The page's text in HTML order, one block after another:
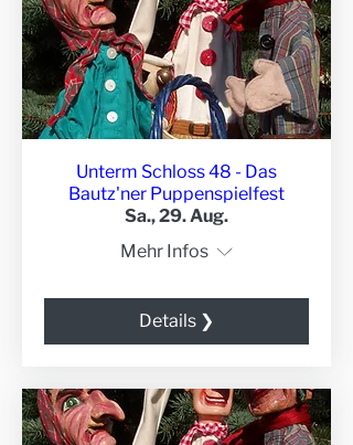
Unterm Schloss 48 - Das
Bautz'ner Puppenspielfest
Sa., 29. Aug.
Mehr Infos
Details ❯